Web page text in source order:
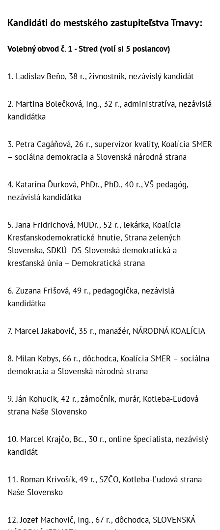
Kandidáti do mestského zastupiteľstva Trnavy:
Volebný obvod č. 1 - Stred (volí si 5 poslancov)
1. Ladislav Beňo, 38 r., živnostník, nezávislý kandidát
2. Martina Bolečková, Ing., 32 r., administratíva, nezávislá
kandidátka
3. Petra Cagáňová, 26 r., supervízor kvality, Koalícia SMER
– sociálna demokracia a Slovenská národná strana
4. Katarína Ďurková, PhDr., PhD., 40 r., VŠ pedagóg,
nezávislá kandidátka
5. Jana Fridrichová, MUDr., 52 r., lekárka, Koalícia
Kresťanskodemokratické hnutie, Strana zelených
Slovenska, SDKÚ- DS-Slovenská demokratická a
kresťanská únia – Demokratická strana
6. Zuzana Frišová, 49 r., pedagogička, nezávislá
kandidátka
7. Marcel Jakabovič, 35 r., manažér, NÁRODNÁ KOALÍCIA
8. Milan Kebys, 66 r., dôchodca, Koalícia SMER – sociálna
demokracia a Slovenská národná strana
9. Ján Kohucik, 42 r., zámočník, murár, Kotleba-Ľudová
strana Naše Slovensko
10. Marcel Krajčo, Bc., 30 r., online špecialista, nezávislý
kandidát
11. Roman Krivošík, 49 r., SZČO, Kotleba-Ľudová strana
Naše Slovensko
12. Jozef Machovič, Ing., 67 r., dôchodca, SLOVENSKÁ